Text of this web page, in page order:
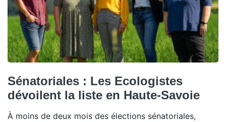
Sénatoriales : Les Ecologistes
dévoilent la liste en Haute-Savoie
À moins de deux mois des élections sénatoriales,